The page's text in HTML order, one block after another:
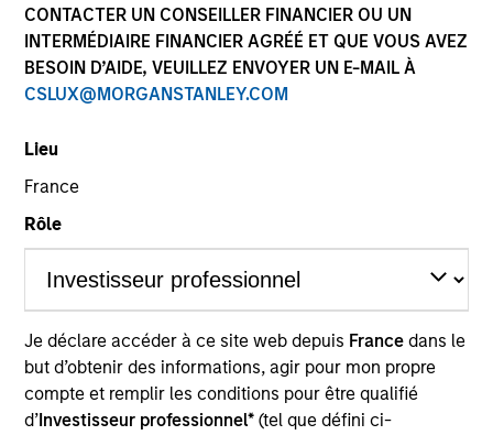
CONTACTER UN CONSEILLER FINANCIER OU UN
INTERMÉDIAIRE FINANCIER AGRÉÉ ET QUE VOUS AVEZ
BESOIN D’AIDE, VEUILLEZ ENVOYER UN E-MAIL À
CSLUX@MORGANSTANLEY.COM
Lieu
France
Rôle
Je déclare accéder à ce site web depuis France dans le
but d’obtenir des informations, agir pour mon propre
compte et remplir les conditions pour être qualifié
d’Investisseur professionnel*(tel que défini ci-
Years
European Private Credit Team